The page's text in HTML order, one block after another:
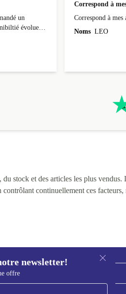
un
évoluer
de
Correspond à
Correspond à mes
Noms LEO
stock et des articles les plus
continuellement ces
newsletter!
offre